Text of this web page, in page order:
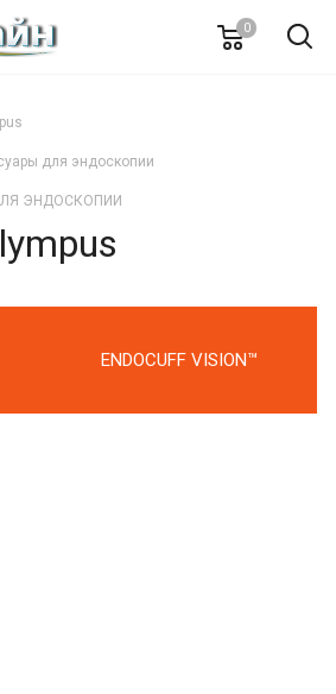
0
для эндоскопии
ЭНДОСКОПИИ
ENDOCUFF VISION™